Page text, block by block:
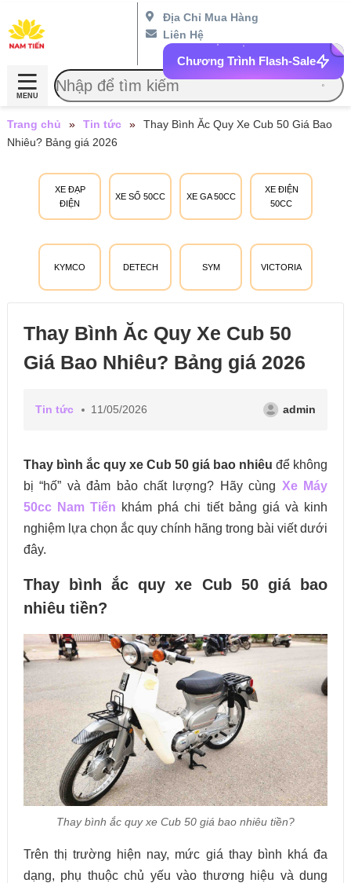
Địa Chỉ Mua Hàng
Liên Hệ
Chương Trình Flash-Sale
MENU
XE ĐẠP
ĐIỆN
XE SỐ 50CC XE GA 50CC
XE ĐIỆN
50CC
KYMCO DETECH SYM VICTORIA
Trang chủ » Tin tức »
Thay Bình Ăc Quy Xe Cub 50 Giá Bao
Nhiêu? Bảng giá 2026
Thay Bình Ăc Quy Xe Cub 50
Giá Bao Nhiêu? Bảng giá 2026
Tin tức 11/05/2026 admin
Thay bình ắc quy xe Cub 50 giá bao nhiêu để không
bị “hố” và đảm bảo chất lượng? Hãy cùng Xe Máy
50cc Nam Tiến khám phá chi tiết bảng giá và kinh
nghiệm lựa chọn ắc quy chính hãng trong bài viết dưới
đây.
Thay bình ắc quy xe Cub 50 giá bao
nhiêu tiền?
Thay bình ắc quy xe Cub 50 giá bao nhiêu tiền?
Trên thị trường hiện nay, mức giá thay bình khá đa
dạng, phụ thuộc chủ yếu vào thương hiệu và dung